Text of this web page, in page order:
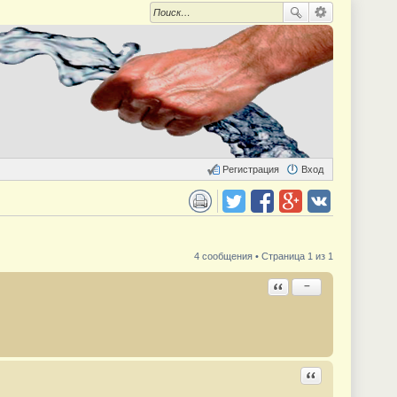
Вход
Регистрация
4 сообщения • Страница 1 из 1
Ответить с цитатой
−
Ответить с